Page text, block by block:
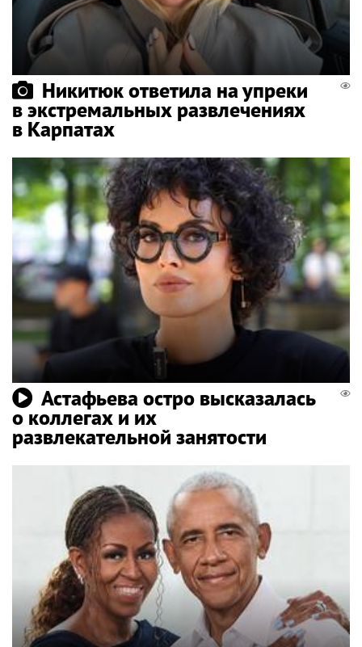
Никитюк ответила на упреки
в экстремальных развлечениях
в Карпатах
Астафьева остро высказалась
о коллегах и их
развлекательной занятости